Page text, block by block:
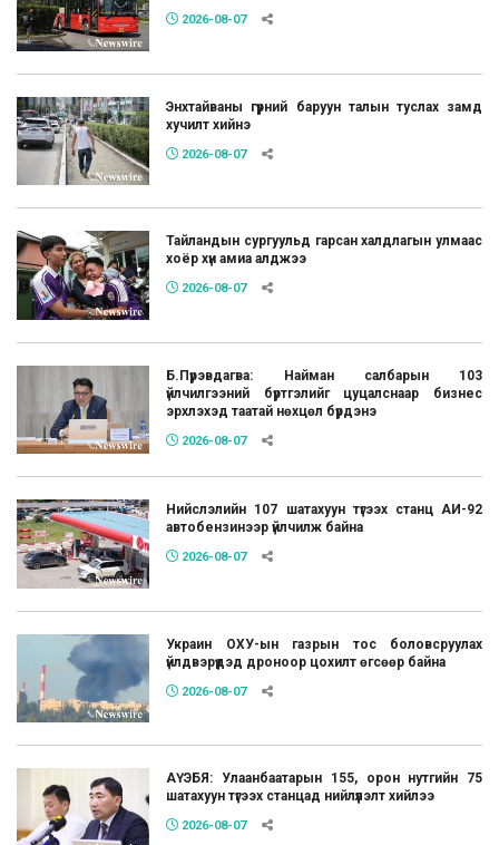
2026-08-07
Энхтайваны гүүрний баруун талын туслах замд
хучилт хийнэ
2026-08-07
Тайландын сургуульд гарсан халдлагын улмаас
хоёр хүн амиа алджээ
2026-08-07
Б.Пүрэвдагва: Найман салбарын 103
үйлчилгээний бүртгэлийг цуцалснаар бизнес
эрхлэхэд таатай нөхцөл бүрдэнэ
2026-08-07
Нийслэлийн 107 шатахуун түгээх станц АИ-92
автобензинээр үйлчилж байна
2026-08-07
Украин ОХУ-ын газрын тос боловсруулах
үйлдвэрүүдэд дроноор цохилт өгсөөр байна
2026-08-07
АҮЭБЯ: Улаанбаатарын 155, орон нутгийн 75
шатахуун түгээх станцад нийлүүлэлт хийлээ
2026-08-07